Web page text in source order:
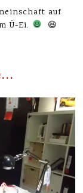
auf
Ü-Ei. 😆